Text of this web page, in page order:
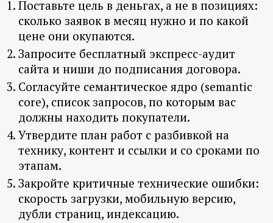
Поставьте цель в деньгах, а не в позициях:
сколько заявок в месяц нужно и по какой
цене они окупаются.
Запросите бесплатный экспресс-аудит
сайта и ниши до подписания договора.
Согласуйте семантическое ядро (semantic
core), список запросов, по которым вас
должны находить покупатели.
Утвердите план работ с разбивкой на
технику, контент и ссылки и со сроками по
этапам.
Закройте критичные технические ошибки:
скорость загрузки, мобильную версию,
дубли страниц, индексацию.